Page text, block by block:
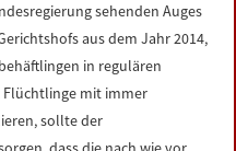
sehenden Auges
aus dem Jahr 2014,
in regulären
Flüchtlinge mit immer
sollte der